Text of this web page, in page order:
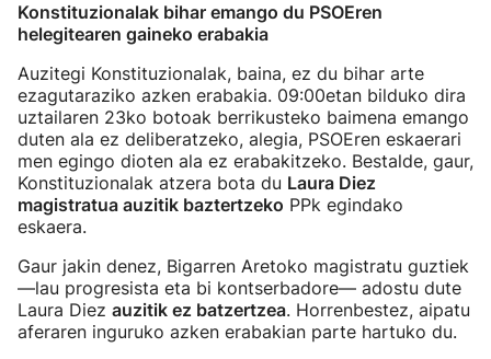
Konstituzionalak bihar emango du PSOEren
helegitearen gaineko erabakia
Auzitegi Konstituzionalak, baina, ez du bihar arte
ezagutaraziko azken erabakia. 09:00etan bilduko dira
uztailaren 23ko botoak berrikusteko baimena emango
duten ala ez deliberatzeko, alegia, PSOEren eskaerari
men egingo dioten ala ez erabakitzeko. Bestalde, gaur,
Konstituzionalak atzera bota du Laura Diez
magistratua auzitik baztertzeko PPk egindako
eskaera.
Gaur jakin denez, Bigarren Aretoko magistratu guztiek
—lau progresista eta bi kontserbadore— adostu dute
Laura Diez auzitik ez batzertzea. Horrenbestez, aipatu
aferaren inguruko azken erabakian parte hartuko du.